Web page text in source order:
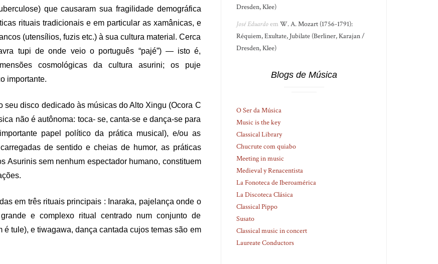
que causaram sua fragilidade demográfica
rituais tradicionais e em particular as xamânicas, e
(utensílios, fuzis etc.) à sua cultura material. Cerca
tupi de onde veio o português “pajé”) — isto é,
cosmológicas da cultura asurini; os puje
importante.
seu disco dedicado às músicas do Alto Xingu (Ocora C
não é autônoma: toca- se, canta-se e dança-se para
papel político da prática musical), e/ou as
de sentido e cheias de humor, as práticas
Asurinis sem nenhum espectador humano, constituem
em três rituais principais : Inaraka, pajelança onde o
e complexo ritual centrado num conjunto de
tule), e tiwagawa, dança cantada cujos temas são em
Dresden, Klee)
José EduardoemW. A. Mozart (1756-1791):
Réquiem, Exultate, Jubilate (Berliner, Karajan /
Dresden, Klee)
Blogs de Música
O Ser da Música
Music is the key
Classical Library
Chucrute com quiabo
Meeting in music
Medieval y Renacentista
La Fonoteca de Iberoamérica
La Discoteca Clásica
Classical Pippo
Susato
Classical music in concert
Laureate Conductors